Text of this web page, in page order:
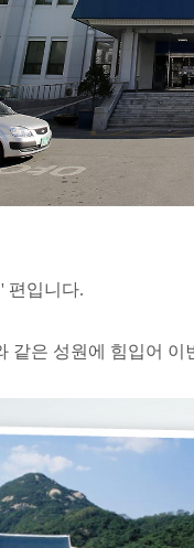
편입니다.
같은 성원에 힘입어